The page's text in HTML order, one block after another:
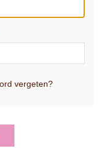
vergeten?